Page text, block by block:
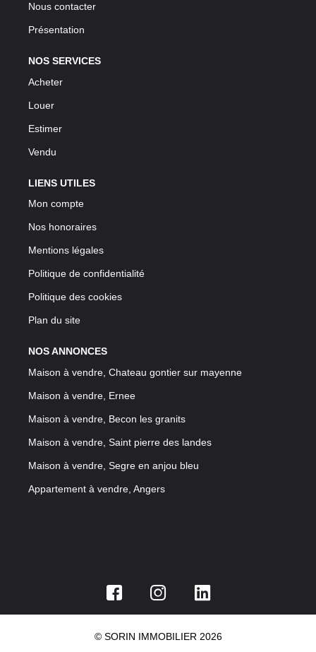
Nous contacter
Présentation
NOS SERVICES
Acheter
Louer
Estimer
Vendu
LIENS UTILES
Mon compte
Nos honoraires
Mentions légales
Politique de confidentialité
Politique des cookies
Plan du site
NOS ANNONCES
Maison à vendre, Chateau gontier sur mayenne
Maison à vendre, Ernee
Maison à vendre, Becon les granits
Maison à vendre, Saint pierre des landes
Maison à vendre, Segre en anjou bleu
Appartement à vendre, Angers
© SORIN IMMOBILIER 2026